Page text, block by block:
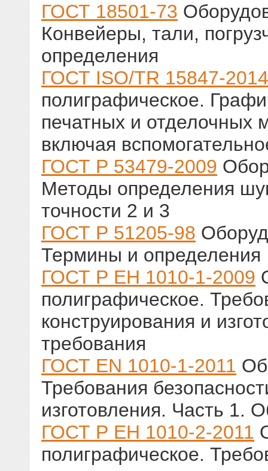
ГОСТ 18501-73
Конвейеры, тали,
определения
ГОСТ ISO/TR 15847-2014
полиграфическое.
печатных и отделочных
включая
ГОСТ Р 53479-2009
Методы определения
точности 2 и 3
ГОСТ Р 51205-98
Термины и определения
ГОСТ Р ЕН 1010-1-2009
полиграфическое.
конструирования и
требования
ГОСТ EN 1010-1-2011
Требования
изготовления. Часть 1.
ГОСТ Р ЕН 1010-2-2011
полиграфическое.